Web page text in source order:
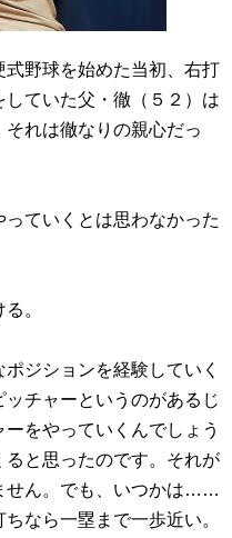
野球を始めた当初、右打
ていた父・徹（５２）は
れは徹なりの親心だっ
っていくとは思わなかった
。
ジションを経験していく
チャーというのがあるじ
をやっていくんでしょう
と思ったのです。それが
せん。でも、いつかは……
なら一塁まで一歩近い。